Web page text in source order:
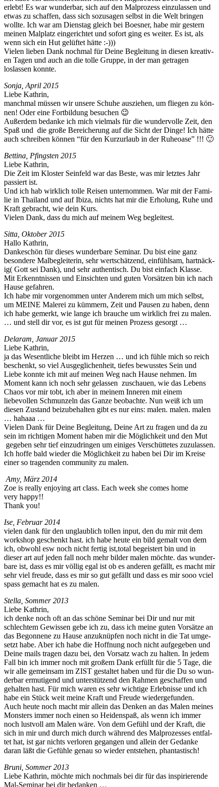
erlebt! Es war wun­der­bar, sich auf den Mal­prozess einzu­lassen und
etwas zu schaf­fen, dass sich sozusagen selb­st in die Welt brin­gen
wollte. Ich war am Dien­stag gle­ich bei Boes­ner, habe mir gestern
meinen Malplatz ein­gerichtet und sofort ging es weit­er. Es ist, als
wenn sich ein Hut gelüftet hätte :-)))
Vie­len lieben Dank nochmal für Deine Begleitung in diesen kreativ­
en Tagen und auch an die tolle Gruppe, in der man getra­gen
loslassen konnte.
Son­ja, April 2015
Liebe Kathrin,
manch­mal müssen wir unsere Schuhe ausziehen, um fliegen zu kön­
nen! Oder eine Fort­bil­dung besuchen 😉
Außer­dem bedanke ich mich viel­mals für die wun­der­volle Zeit, den
Spaß und die große Bere­icherung auf die Sicht der Dinge! Ich hätte
auch schreiben kön­nen “für den Kurzurlaub in der Ruheoase” !!! 🙂
Bet­ti­na, Pfin­g­sten 2015
Liebe Kathrin,
Die Zeit im Kloster Sein­feld war das Beste, was mir let­ztes Jahr
passiert ist.
Und ich hab wirk­lich tolle Reisen unter­nom­men. War mit der Fam­i­
lie in Thai­land und auf Ibiza, nichts hat mir die Erhol­ung, Ruhe und
Kraft gebracht, wie dein Kurs.
Vie­len Dank, dass du mich auf meinem Weg begleitest.
Sit­ta, Okto­ber 2015
Hal­lo Kathrin,
Dankeschön für dieses wun­der­bare Sem­i­nar. Du bist eine ganz
beson­dere Mal­be­glei­t­erin, sehr wertschätzend, ein­fühlsam, hart­näck­
ig( Gott sei Dank), und sehr authen­tisch. Du bist ein­fach Klasse.
Mit Erken­nt­nis­sen und Ein­sicht­en und guten Vorsätzen bin ich nach
Hause gefahren.
Ich habe mir vorgenom­men unter Anderem mich um mich selb­st,
um MEINE Malerei zu küm­mern, Zeit und Pausen zu haben, denn
ich habe gemerkt, wie lange ich brauche um wirk­lich frei zu malen.
… und stell dir vor, es ist gut für meinen Prozess gesorgt …
Delaram, Jan­u­ar 2015
Liebe Kathrin,
ja das Wesentliche bleibt im Herzen … und ich füh­le mich so reich
beschenkt, so viel Aus­geglichen­heit, tiefes bewusstes Sein und
Liebe kon­nte ich mit auf meinen Weg nach Hause nehmen. Im
Moment kann ich noch sehr gelassen zuschauen, wie das Lebens
Chaos vor mir tobt, ich aber in meinem Inneren mit einem
liebevollen Schmun­zeln das Ganze beobachte. Nun weiß ich um
diesen Zus­tand beizube­hal­ten gibt es nur eins: malen. malen. malen
… hahaaa …
Vie­len Dank für Deine Begleitung, Deine Art zu fra­gen und da zu
sein im richti­gen Moment haben mir die Möglichkeit und den Mut
gegeben sehr tief einzu­drin­gen um einiges Ver­schüt­tetes zuzu­lassen.
Ich hoffe bald wieder die Möglichkeit zu haben bei Dir im Kreise
ein­er so tra­gen­den com­mu­ni­ty zu malen.
Amy, März 2014
Zoe is real­ly enjoy­ing art class. Each week she comes home
very happy!!
Thank you!
Ise, Feb­ru­ar 2014
vie­len dank für den unglaublich tollen input, den du mir mit dem
work­shop geschenkt hast. ich habe heute ein bild gemalt von dem
ich, obwohl esw noch nicht fer­tig ist,total begeis­tert bin und in
dieser art auf jeden fall noch mehr bilder malen möchte. das wun­der­
bare ist, dass es mir völ­lig egal ist ob es anderen gefällt, es macht mir
sehr viel freude, dass es mir so gut gefällt und dass es mir sooo vciel
spass gemacht hat es zu malen.
Stel­la, Som­mer 2013
Liebe Kathrin,
ich denke noch oft an das schöne Sem­i­nar bei Dir und nur mit
schlechtem Gewis­sen gebe ich zu, dass ich meine guten Vorsätze an
das Begonnene zu Hause anzuknüpfen noch nicht in die Tat umge­
set­zt habe. Aber ich habe die Hoff­nung noch nicht aufgegeben und
Deine mails tra­gen dazu bei, den Vor­satz wach zu hal­ten. In jedem
Fall bin ich immer noch mit großem Dank erfüllt für die 5 Tage, die
wir alle gemein­sam im ZIST gestal­tet haben und für die Du so wun­
der­bar ermuti­gend und unter­stützend den Rah­men geschaf­fen und
gehal­ten hast. Für mich waren es sehr wichtige Erleb­nisse und ich
habe ein Stück weit meine Kraft und Freude wiedergefunden.
Auch heute noch macht mir allein das Denken an das Malen meines
Mon­sters immer noch einen so Hei­denspaß, als wenn ich immer
noch lustvoll am Malen wäre. Von dem Gefühl und der Kraft, die
sich in mir und durch mich durch während des Mal­prozess­es ent­fal­
tet hat, ist gar nichts ver­loren gegan­gen und allein der Gedanke
daran läßt die Gefüh­le genau so wieder entste­hen, phantastisch!
Bruni, Som­mer 2013
Liebe Kathrin, möchte mich nochmals bei dir für das inspiri­erende
Mal-Sem­i­nar bei dir bedanken …